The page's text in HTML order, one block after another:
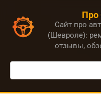
контенту
Про
Сайт про
(Шевроле):
отзывы,
Поиск: